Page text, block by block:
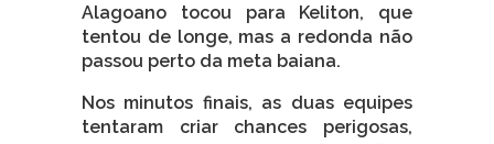
Alagoano tocou para Keliton, que
tentou de longe, mas a redonda não
passou perto da meta baiana.
Nos minutos finais, as duas equipes
tentaram criar chances perigosas,